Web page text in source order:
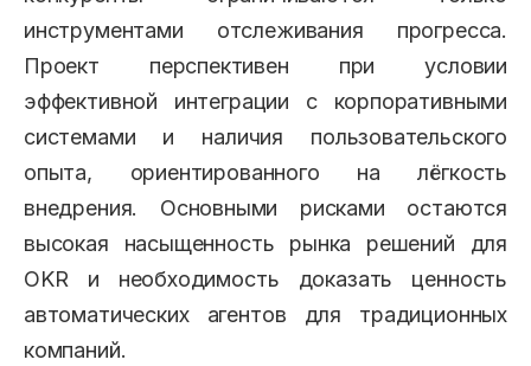
инструментами отслеживания прогресса.
Проект перспективен при условии
эффективной интеграции с корпоративными
системами и наличия пользовательского
опыта, ориентированного на лёгкость
внедрения. Основными рисками остаются
высокая насыщенность рынка решений для
OKR и необходимость доказать ценность
автоматических агентов для традиционных
компаний.